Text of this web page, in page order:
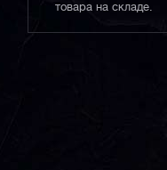
товара на складе.